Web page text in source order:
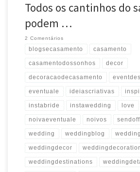
Todos os cantinhos do
podem …
2 Comentários
blogsecasamento casamento
casamentodossonhos decor
decoracaodecasamento
eventuale ideiascriativas
instabride instawedding love
noivaeventuale noivos sendoff
wedding weddingblog
weddingdecor
weddingdestinations